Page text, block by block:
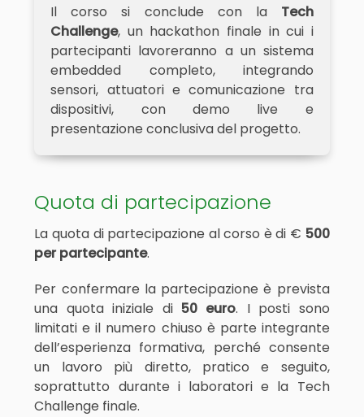
Il corso si conclude con laTech
Challenge, un hackathon finale in cui i
partecipanti lavoreranno a un sistema
embedded completo, integrando
sensori, attuatori e comunicazione tra
dispositivi, con demo live e
presentazione conclusiva del progetto.
Quota di partecipazione
La quota di partecipazione al corso è di € 500
per partecipante.
Per confermare la partecipazione è prevista
una quota iniziale di 50 euro. I posti sono
limitati e il numero chiuso è parte integrante
dell’esperienza formativa, perché consente
un lavoro più diretto, pratico e seguito,
soprattutto durante i laboratori e la Tech
Challenge finale.